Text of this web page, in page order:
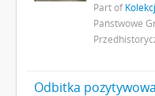
Part of
Państwowe